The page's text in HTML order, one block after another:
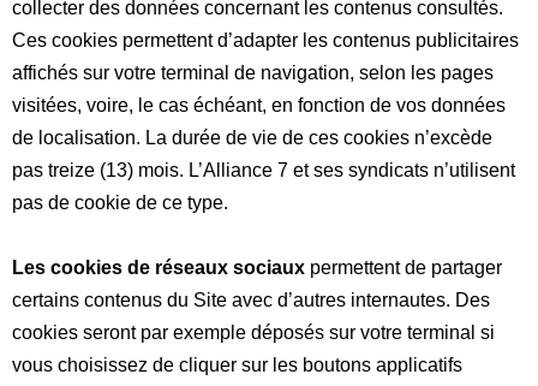
collecter des données concernant les contenus consultés.
Ces cookies permettent d’adapter les contenus publicitaires
affichés sur votre terminal de navigation, selon les pages
visitées, voire, le cas échéant, en fonction de vos données
de localisation. La durée de vie de ces cookies n’excède
pas treize (13) mois. L’Alliance 7 et ses syndicats n’utilisent
pas de cookie de ce type.
Les cookies de réseaux sociaux permettent de partager
certains contenus du Site avec d’autres internautes. Des
cookies seront par exemple déposés sur votre terminal si
vous choisissez de cliquer sur les boutons applicatifs